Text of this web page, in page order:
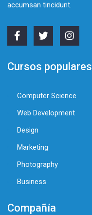
accumsan tincidunt.
Cursos populares
Computer Science
Web Development
Design
Marketing
Photography
Business
Compañía